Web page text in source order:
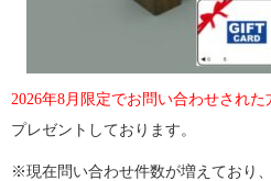
2026年8月限定でお問い合わせされ
プレゼントしております。
※現在問い合わせ件数が増えており、